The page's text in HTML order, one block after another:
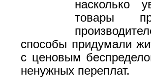
насколько
товары
способы придумали
с ценовым
ненужных переплат.